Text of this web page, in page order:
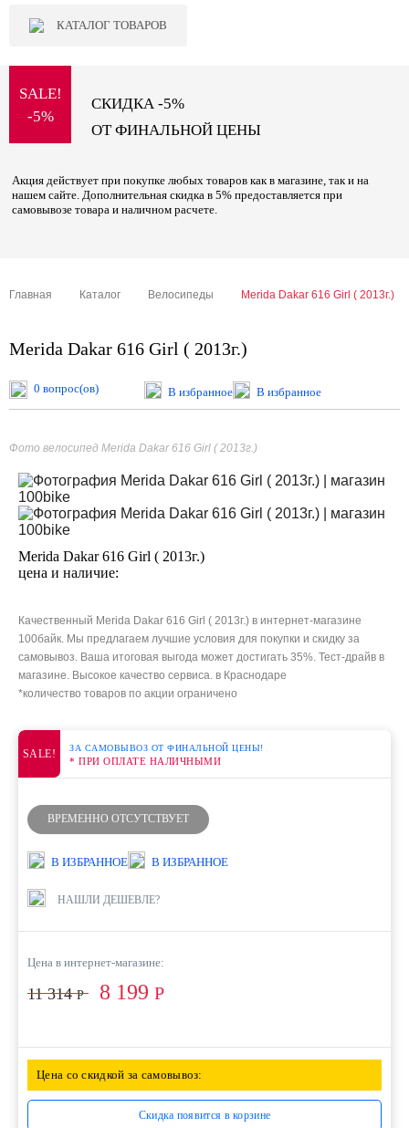
КАТАЛОГ ТОВАРОВ
SALE!
-5%
СКИДКА -5%
ОТ ФИНАЛЬНОЙ ЦЕНЫ
Акция действует при покупке любых товаров как в магазине, так и на
нашем сайте. Дополнительная скидка в 5% предоставляется при
самовывозе товара и наличном расчете.
Главная Каталог Велосипеды Merida Dakar 616 Girl ( 2013г.)
Merida Dakar 616 Girl ( 2013г.)
0 вопрос(ов) В избранное В избранное
Фото велосипед Merida Dakar 616 Girl ( 2013г.)
Merida Dakar 616 Girl ( 2013г.)
цена и наличие:
Качественный Merida Dakar 616 Girl ( 2013г.) в интернет-магазине
100байк. Мы предлагаем лучшие условия для покупки и скидку за
самовывоз. Ваша итоговая выгода может достигать 35%. Тест-драйв в
магазине. Высокое качество сервиса. в Краснодаре
*количество товаров по акции ограничено
SALE! ЗА САМОВЫВОЗ ОТ ФИНАЛЬНОЙ ЦЕНЫ!
* ПРИ ОПЛАТЕ НАЛИЧНЫМИ
ВРЕМЕННО ОТСУТСТВУЕТ
В ИЗБРАННОЕ В ИЗБРАННОЕ
НАШЛИ ДЕШЕВЛЕ?
Цена в интернет-магазине:
11 314Р 8 199 Р
Цена со скидкой за самовывоз:
Скидка появится в корзине